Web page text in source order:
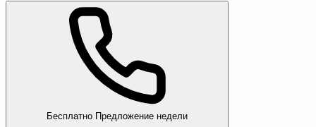
Бесплатно Предложение недели